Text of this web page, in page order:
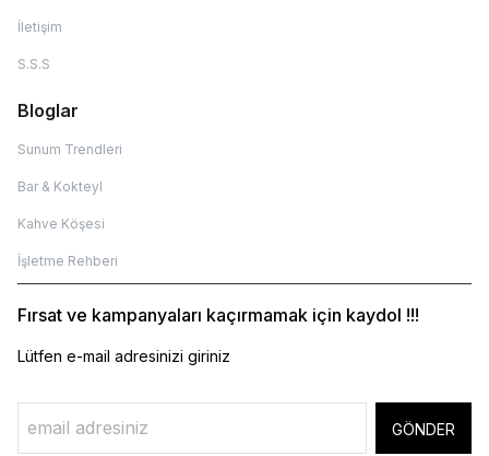
İletişim
S.S.S
Bloglar
Sunum Trendleri
Bar & Kokteyl
Kahve Köşesi
İşletme Rehberi
Fırsat ve kampanyaları kaçırmamak için kaydol !!!
Lütfen e-mail adresinizi giriniz
GÖNDER